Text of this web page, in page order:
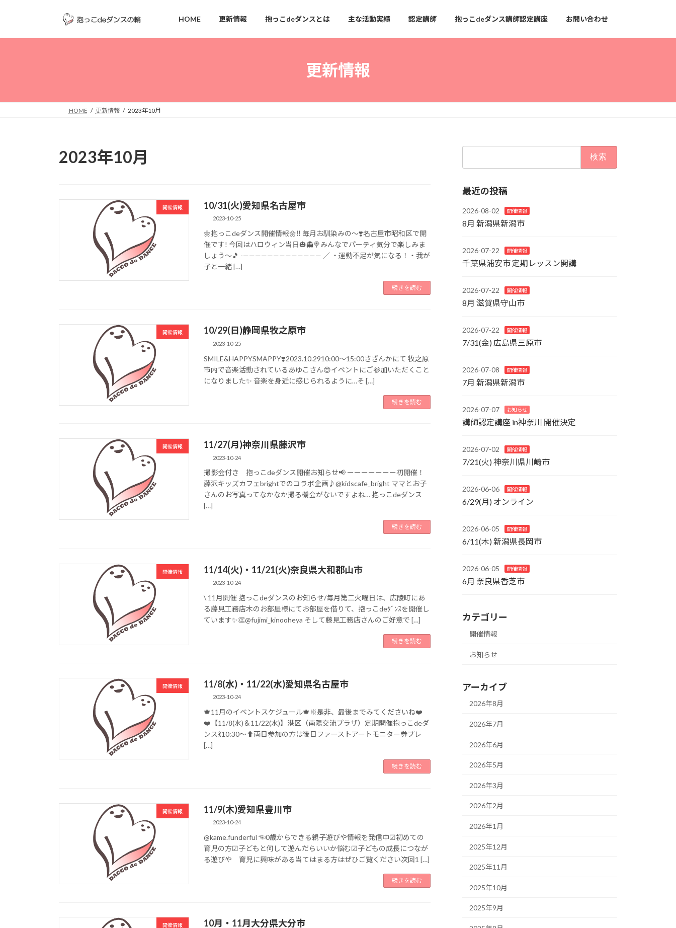
ッ
移
HOME 更新情報 抱っこdeダンスとは 主な活動実績 認定講師 抱っこdeダンス講師認定講座 お問い合わせ
更新情報
HOME 更新情報 2023年10月
2023年10月
開催情報 10/31(火)愛知県名古屋市
2023-10-25
🌼抱っこdeダンス開催情報🌼‼︎ 毎月お馴染みの〜❣️名古屋市昭和区で開
催です! 今回はハロウィン当日🎃👻🍭みんなでパーティ気分で楽しみま
しょう〜🎵 -————————————— ／ ・運動不足が気になる！・我が
子と一緒 […]
続きを読む
開催情報 10/29(日)静岡県牧之原市
2023-10-25
SMILE&HAPPYSMAPPY❣️2023.10.2910:00〜15:00さざんかにて 牧之原
市内で音楽活動されているあゆこさん😍イベントにご参加いただくこと
になりました✨ 音楽を身近に感じられるように…そ […]
続きを読む
開催情報 11/27(月)神奈川県藤沢市
2023-10-24
撮影会付き 抱っこdeダンス開催お知らせ📢 ーーーーーーー初開催！
藤沢キッズカフェbrightでのコラボ企画♪@kidscafe_bright ママとお子
さんのお写真ってなかなか撮る機会がないですよね… 抱っこdeダンス
[…]
続きを読む
開催情報 11/14(火)・11/21(火)奈良県大和郡山市
2023-10-24
\ 11月開催 抱っこdeダンスのお知らせ/毎月第二火曜日は、広陵町にあ
る藤見工務店木のお部屋様にてお部屋を借りて、抱っこdeﾀﾞﾝｽを開催し
ています✨👏@fujimi_kinooheya そして藤見工務店さんのご好意で […]
続きを読む
開催情報 11/8(水)・11/22(水)愛知県名古屋市
2023-10-24
🍁11月のイベントスケジュール🍁※是非、最後までみてくださいね❤️
❤️【11/8(水)＆11/22(水)】港区（南陽交流プラザ）定期開催抱っこdeダ
ンス💃10:30〜⬆️両日参加の方は後日ファーストアートモニター券プレ
[…]
続きを読む
開催情報 11/9(木)愛知県豊川市
2023-10-24
@kame.funderful ☜0歳からできる親子遊びや情報を発信中⁡☑︎初めての
育児の方☑︎子どもと何して遊んだらいいか悩む☑︎子どもの成長につなが
る遊びや 育児に興味がある当てはまる方はぜひご覧ください⁡⁡⁡次回1 […]
続きを読む
開催情報 10月・11月大分県大分市
最近の投稿
2026-08-02 開催情報
8月 新潟県新潟市
2026-07-22 開催情報
千葉県浦安市 定期レッスン開講
2026-07-22 開催情報
8月 滋賀県守山市
2026-07-22 開催情報
7/31(金) 広島県三原市
2026-07-08 開催情報
7月 新潟県新潟市
2026-07-07 お知らせ
講師認定講座 in神奈川 開催決定
2026-07-02 開催情報
7/21(火) 神奈川県川崎市
2026-06-06 開催情報
6/29(月) オンライン
2026-06-05 開催情報
6/11(木) 新潟県長岡市
2026-06-05 開催情報
6月 奈良県香芝市
カテゴリー
開催情報
お知らせ
アーカイブ
2026年8月
2026年7月
2026年6月
2026年5月
2026年3月
2026年2月
2026年1月
2025年12月
2025年11月
2025年10月
2025年9月